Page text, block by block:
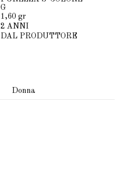
G
1,60 gr
2 ANNI
DAL PRODUTTORE
Donna